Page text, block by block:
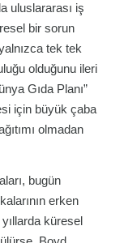
uluslararası iş
bir sorun
tek tek
olduğunu ileri
Gıda Planı”
için büyük çaba
olmadan
bugün
erken
küresel